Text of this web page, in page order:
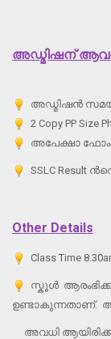
അഡ്മിഷന്
അഡ്മിഷന്‍
2 Copy PP Size
അപേക്ഷാ ഫോം
SSLC Result
Other Details
Class Time
സ്കൂള്‍
ഉണ്ടാകുന്നതാണ്.
അവധി